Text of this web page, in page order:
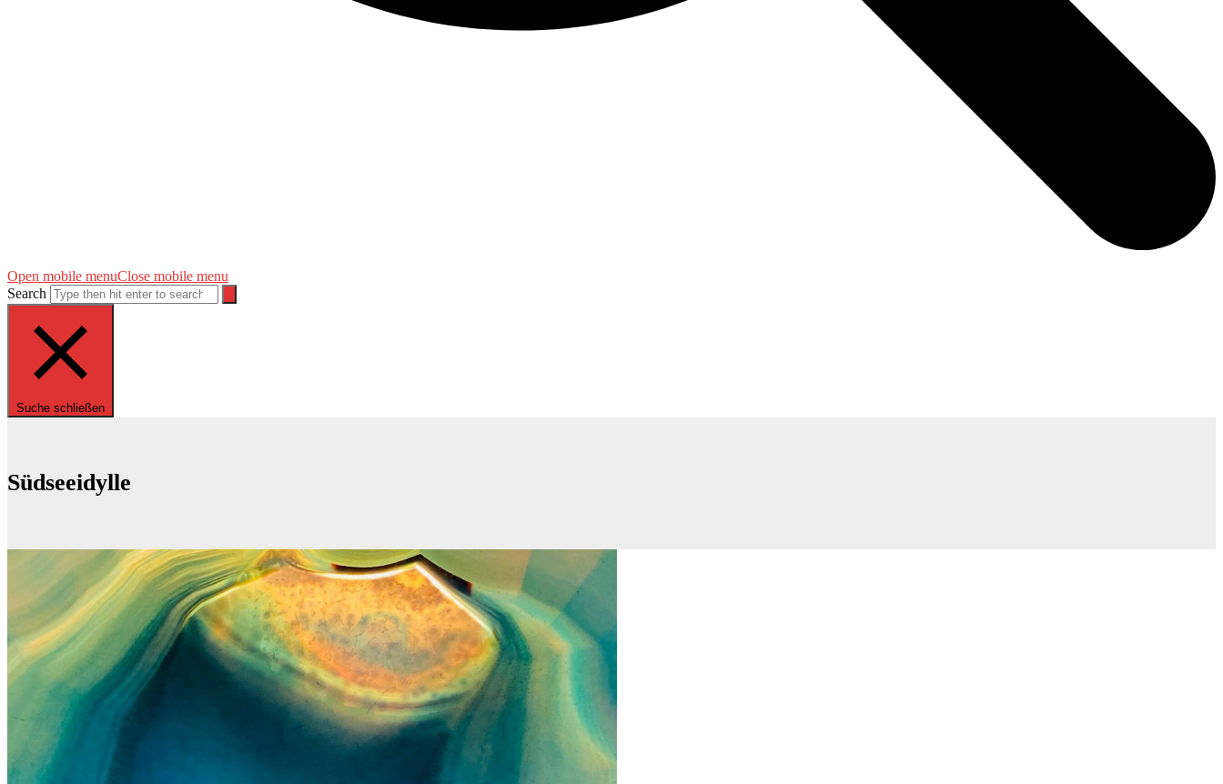
Open mobile menuClose mobile menu
Search
Suche schließen
Südseeidylle